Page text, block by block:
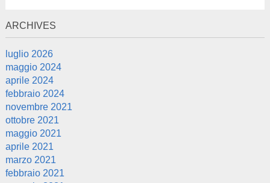
ARCHIVES
luglio 2026
maggio 2024
aprile 2024
febbraio 2024
novembre 2021
ottobre 2021
maggio 2021
aprile 2021
marzo 2021
febbraio 2021